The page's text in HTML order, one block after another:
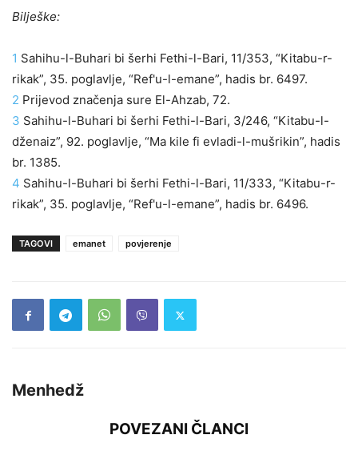
Bilješke:
1 Sahihu-l-Buhari bi šerhi Fethi-l-Bari, 11/353, “Kitabu-r-
rikak”, 35. poglavlje, “Ref'u-l-emane”, hadis br. 6497.
2 Prijevod značenja sure El-Ahzab, 72.
3 Sahihu-l-Buhari bi šerhi Fethi-l-Bari, 3/246, “Kitabu-l-
dženaiz”, 92. poglavlje, “Ma kile fi evladi-l-mušrikin”, hadis
br. 1385.
4 Sahihu-l-Buhari bi šerhi Fethi-l-Bari, 11/333, “Kitabu-r-
rikak”, 35. poglavlje, “Ref'u-l-emane”, hadis br. 6496.
TAGOVI emanet povjerenje
Menhedž
POVEZANI ČLANCI